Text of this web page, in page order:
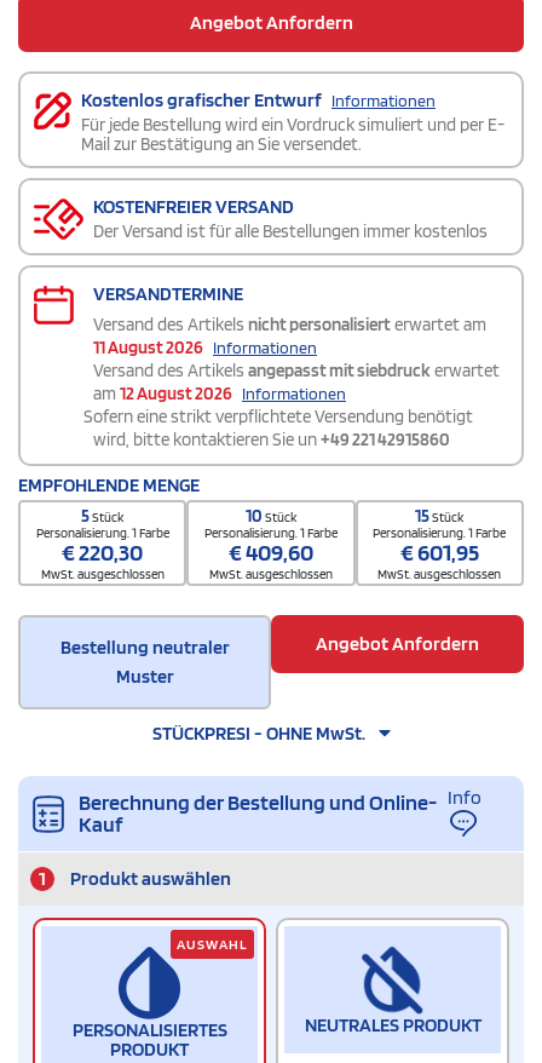
Angebot Anfordern
Kostenlos grafischer Entwurf Informationen
Für jede Bestellung wird ein Vordruck simuliert und per E-
Mail zur Bestätigung an Sie versendet.
KOSTENFREIER VERSAND
Der Versand ist für alle Bestellungen immer kostenlos
VERSANDTERMINE
Versand des Artikels nicht personalisierterwartet am
11 August 2026 Informationen
Versand des Artikels angepasst mit siebdruckerwartet
am 12 August 2026 Informationen
Sofern eine strikt verpflichtete Versendung benötigt
wird, bitte kontaktieren Sie un+49 221 42915860
EMPFOHLENDE MENGE
5Stück
Personalisierung. 1 Farbe
€220,30
MwSt. ausgeschlossen
10 Stück
Personalisierung. 1 Farbe
€409,60
MwSt. ausgeschlossen
15Stück
Personalisierung. 1 Farbe
€601,95
MwSt. ausgeschlossen
Bestellung neutraler
Muster
Angebot Anfordern
STÜCKPRESI - OHNE MwSt.
Berechnung der Bestellung und Online-
Kauf
Info
1 Produkt auswählen
PERSONALISIERTES
PRODUKT
AUSWAHL
NEUTRALES PRODUKT